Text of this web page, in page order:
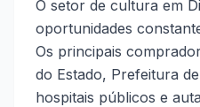
O setor de cultura em
oportunidades
Os principais
do Estado, Prefeitura
hospitais públicos e